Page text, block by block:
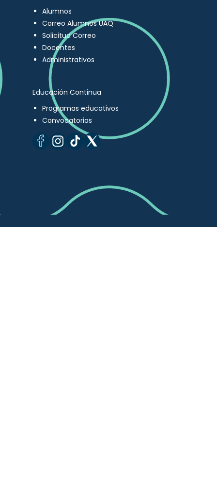
Alumnos
Correo Alumnos UAQ
Solicitud Correo
Docentes
Administrativos
Educación Continua
Programas educativos
Convocatorias